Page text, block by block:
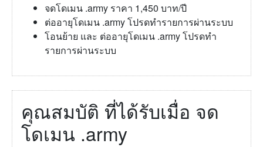
จดโดเมน .army ราคา 1,450 บาท/ปี
ต่ออายุโดเมน .army โปรดทำรายการผ่านระบบ
โอนย้าย และ ต่ออายุโดเมน .army โปรดทำ
รายการผ่านระบบ
คุณสมบัติ ที่ได้รับเมื่อ จด
โดเมน .army